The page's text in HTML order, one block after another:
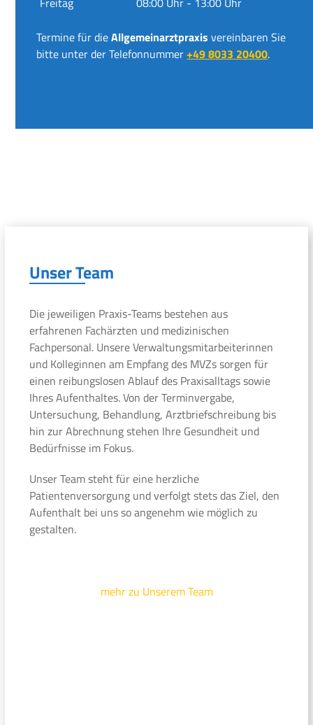
Termine für dieAllgemeinarztpraxis vereinbaren Sie
bitte unter der Telefonnummer+49 8033 20400.
Unser Team
Die jeweiligen Praxis-Teams bestehen aus
erfahrenen Fachärzten und medizinischen
Fachpersonal. Unsere Verwaltungsmitarbeiterinnen
und Kolleginnen am Empfang des MVZs sorgen für
einen reibungslosen Ablauf des Praxisalltags sowie
Ihres Aufenthaltes. Von der Terminvergabe,
Untersuchung, Behandlung, Arztbriefschreibung bis
hin zur Abrechnung stehen Ihre Gesundheit und
Bedürfnisse im Fokus.
Unser Team steht für eine herzliche
Patientenversorgung und verfolgt stets das Ziel, den
Aufenthalt bei uns so angenehm wie möglich zu
gestalten.
mehr zu Unserem Team